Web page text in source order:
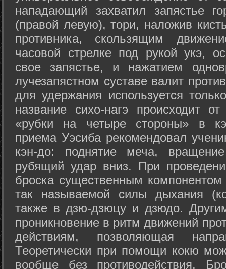
нападающий захватил запястье
(правой левую), тори, наложив
противника, скользящим
часовой стрелке под рукой укэ,
свое запястье, и нажатием
лучезапястном суставе валит
для удержания используется
название сихо-нагэ происходит
«рубки на четыре стороны» в
приема Уэсиба рекомендовал
кэн-до: поднятие меча,
рубящий удар вниз. При
броска существенным компонентом
так называемой силы дыхания
также в дзю-дзюцу и дзюдо.
проникновение в ритм движений
действиям, позволяющая
Теоретически при помощи кокю
вообще без противодействия.